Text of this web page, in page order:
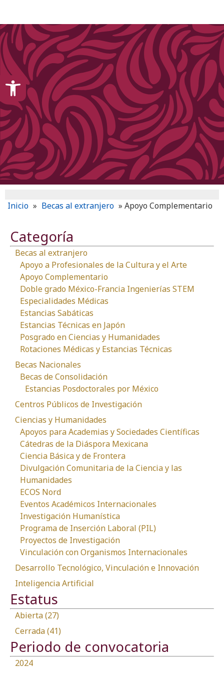
Inicio » Becas al extranjero » Apoyo Complementario
Categoría
Becas al extranjero
Apoyo a Profesionales de la Cultura y el Arte
Apoyo Complementario
Doble grado México-Francia Ingenierías STEM
Especialidades Médicas
Estancias Sabáticas
Estancias Técnicas en Japón
Posgrado en Ciencias y Humanidades
Rotaciones Médicas y Estancias Técnicas
Becas Nacionales
Becas de Consolidación
Estancias Posdoctorales por México
Centros Públicos de Investigación
Ciencias y Humanidades
Apoyos para Academias y Sociedades Científicas
Cátedras de la Diáspora Mexicana
Ciencia Básica y de Frontera
Divulgación Comunitaria de la Ciencia y las
Humanidades
ECOS Nord
Eventos Académicos Internacionales
Investigación Humanística
Programa de Inserción Laboral (PIL)
Proyectos de Investigación
Vinculación con Organismos Internacionales
Desarrollo Tecnológico, Vinculación e Innovación
Inteligencia Artificial
Estatus
Abierta (27)
Cerrada (41)
Periodo de convocatoria
2024
Open toolbar